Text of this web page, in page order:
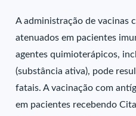
A administração de vacinas
atenuados em pacientes
agentes quimioterápicos,
(substância ativa), pode
fatais. A vacinação com
em pacientes recebendo